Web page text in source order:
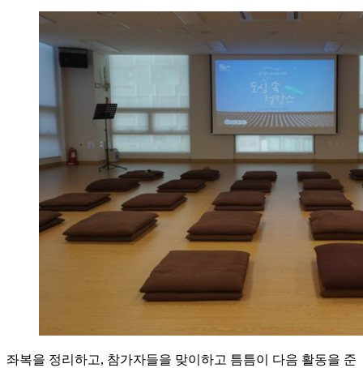
좌복을 정리하고, 참가자들을 맞이하고 틈틈이 다음 활동을 준